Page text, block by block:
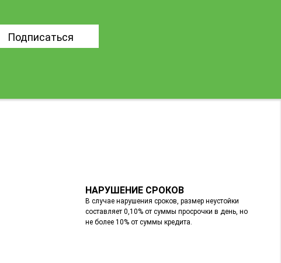
Подписаться
НАРУШЕНИЕ СРОКОВ
В случае нарушения сроков, размер неустойки
составляет 0,10% от суммы просрочки в день, но
не более 10% от суммы кредита.